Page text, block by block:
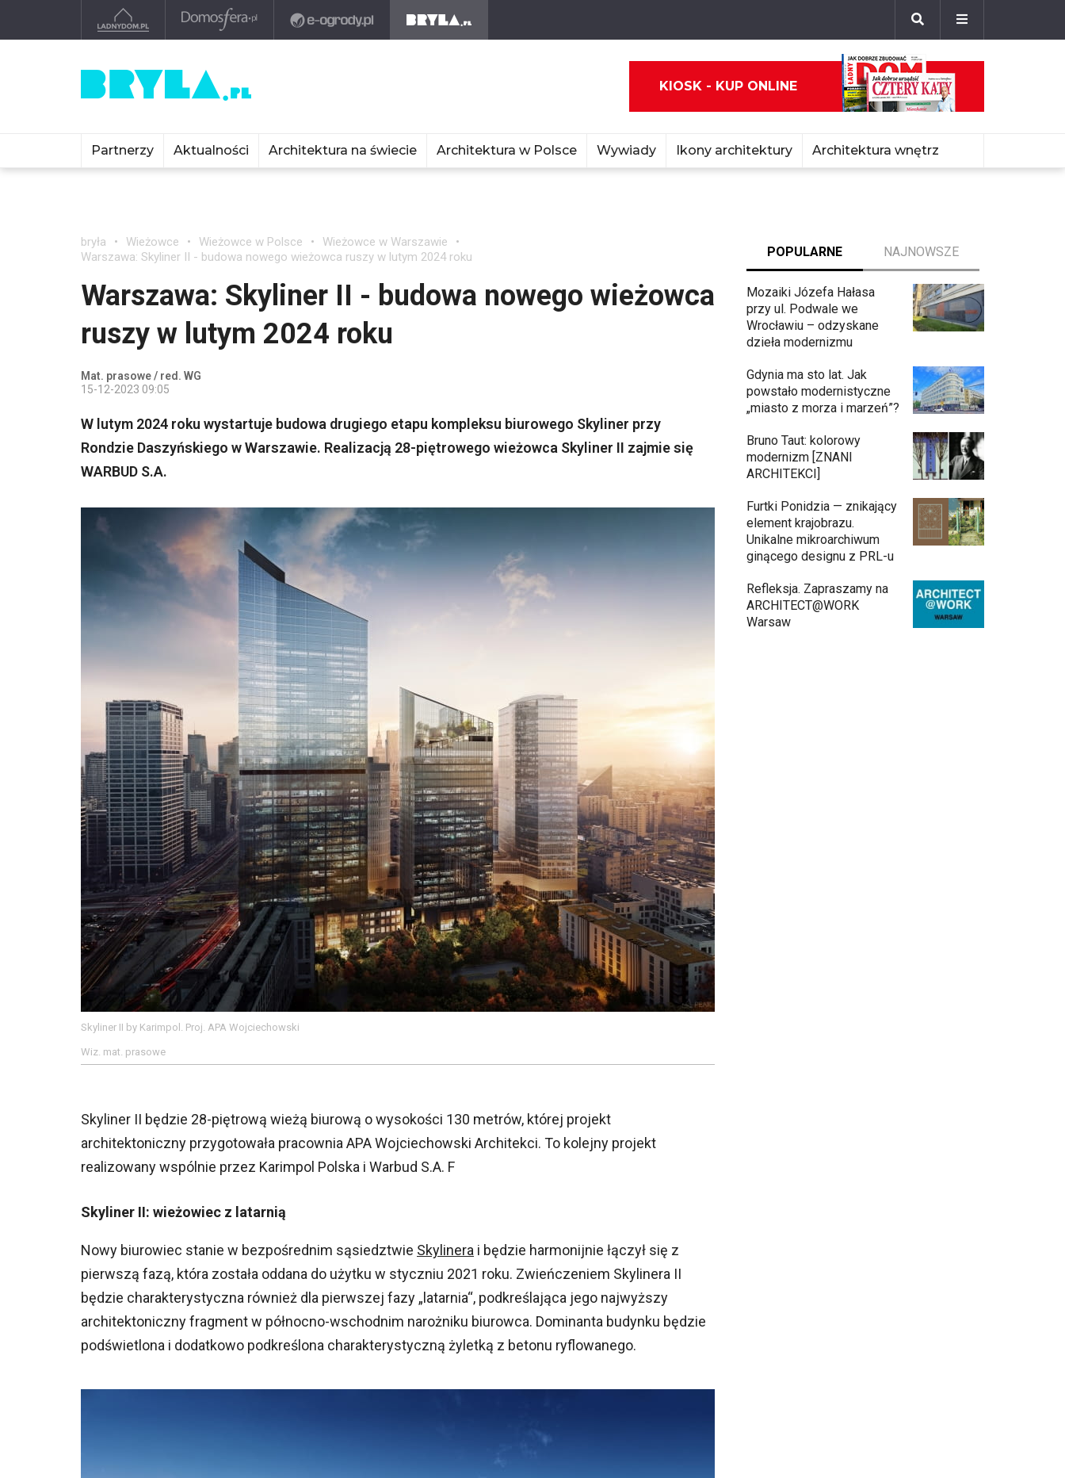
KIOSK - KUP ONLINE
Partnerzy Aktualności Architektura na świecie Architektura w Polsce Wywiady Ikony architektury Architektura wnętrz
bryła Wieżowce Wieżowce w Polsce
Wieżowce w Warszawie
Warszawa: Skyliner II - budowa nowego wieżowca ruszy w lutym 2024 roku
Warszawa: Skyliner II - budowa nowego wieżowca
ruszy w lutym 2024 roku
Mat. prasowe / red. WG
15-12-2023 09:05
W lutym 2024 roku wystartuje budowa drugiego etapu kompleksu biurowego Skyliner przy
Rondzie Daszyńskiego w Warszawie. Realizacją 28-piętrowego wieżowca Skyliner II zajmie się
WARBUD S.A.
Skyliner II by Karimpol. Proj. APA Wojciechowski
Wiz. mat. prasowe
Skyliner II będzie 28-piętrową wieżą biurową o wysokości 130 metrów, której projekt
architektoniczny przygotowała pracownia APA Wojciechowski Architekci. To kolejny projekt
realizowany wspólnie przez Karimpol Polska i Warbud S.A. F
Skyliner II: wieżowiec z latarnią
Nowy biurowiec stanie w bezpośrednim sąsiedztwie Skylinera i będzie harmonijnie łączył się z
pierwszą fazą, która została oddana do użytku w styczniu 2021 roku. Zwieńczeniem Skylinera II
będzie charakterystyczna również dla pierwszej fazy „latarnia“, podkreślająca jego najwyższy
architektoniczny fragment w północno-wschodnim narożniku biurowca. Dominanta budynku będzie
podświetlona i dodatkowo podkreślona charakterystyczną żyletką z betonu ryflowanego.
POPULARNE NAJNOWSZE
Mozaiki Józefa Hałasa
przy ul. Podwale we
Wrocławiu – odzyskane
dzieła modernizmu
Gdynia ma sto lat. Jak
powstało modernistyczne
„miasto z morza i marzeń”?
Bruno Taut: kolorowy
modernizm [ZNANI
ARCHITEKCI]
Furtki Ponidzia — znikający
element krajobrazu.
Unikalne mikroarchiwum
ginącego designu z PRL-u
Refleksja. Zapraszamy na
ARCHITECT@WORK
Warsaw